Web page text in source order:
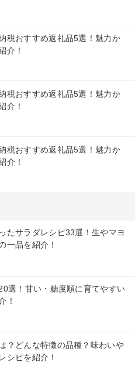
税おすすめ返礼品5選！魅力か
介！
税おすすめ返礼品5選！魅力か
介！
税おすすめ返礼品5選！魅力か
介！
たサラダレシピ33選！生やマヨ
一品を紹介！
選！甘い・糖度順に育てやすい
！
？どんな特徴の品種？味わいや
シピを紹介！